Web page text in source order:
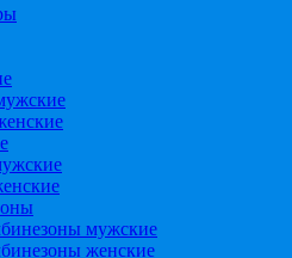
мужские
женские